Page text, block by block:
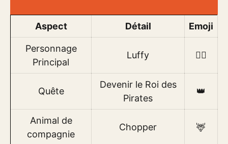
Aspect Détail Emoji
Personnage
Principal
Luffy 🏴‍☠️
Quête
Devenir le Roi des
Pirates
👑
Animal de
compagnie
Chopper 🦌